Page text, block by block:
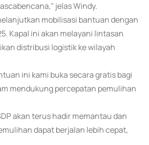
jelas Windy.
mobilisasi bantuan dengan
Kapal ini akan melayani lintasan
distribusi logistik ke wilayah
ini kami buka secara gratis bagi
mendukung percepatan pemulihan
akan terus hadir memantau dan
dapat berjalan lebih cepat,